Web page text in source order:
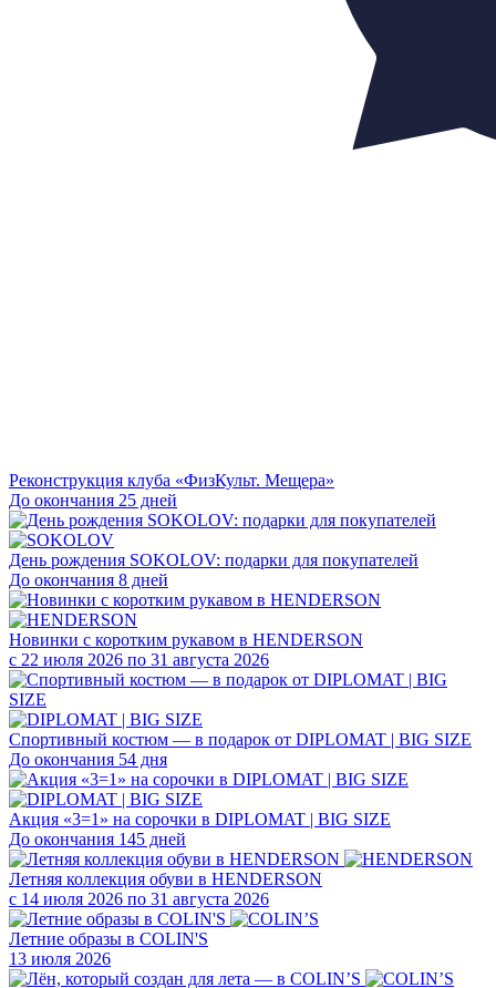
Реконструкция клуба «ФизКульт. Мещера»
До окончания 25 дней
День рождения SOKOLOV: подарки для покупателей
До окончания 8 дней
Новинки с коротким рукавом в HENDERSON
с 22 июля 2026 по 31 августа 2026
Спортивный костюм — в подарок от DIPLOMAT | BIG SIZE
До окончания 54 дня
Акция «3=1» на сорочки в DIPLOMAT | BIG SIZE
До окончания 145 дней
Летняя коллекция обуви в HENDERSON
с 14 июля 2026 по 31 августа 2026
Летние образы в COLIN'S
13 июля 2026